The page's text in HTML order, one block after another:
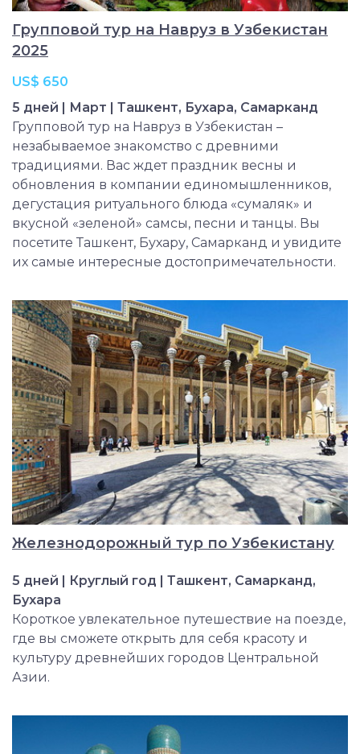
Групповой тур на Навруз в Узбекистан
2025
US$ 650
5 дней | Март | Ташкент, Бухара, Самарканд
Групповой тур на Навруз в Узбекистан –
незабываемое знакомство с древними
традициями. Вас ждет праздник весны и
обновления в компании единомышленников,
дегустация ритуального блюда «сумаляк» и
вкусной «зеленой» самсы, песни и танцы. Вы
посетите Ташкент, Бухару, Самарканд и увидите
их самые интересные достопримечательности.
Железнодорожный тур по Узбекистану
5 дней | Круглый год | Ташкент, Самарканд,
Бухара
Короткое увлекательное путешествие на поезде,
где вы сможете открыть для себя красоту и
культуру древнейших городов Центральной
Азии.